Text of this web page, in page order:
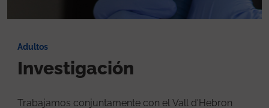
Adultos
Investigación
Trabajamos conjuntamente con el Vall d'Hebron